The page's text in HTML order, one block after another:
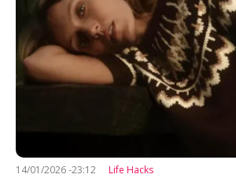
14/01/2026 -23:12 Life Hacks